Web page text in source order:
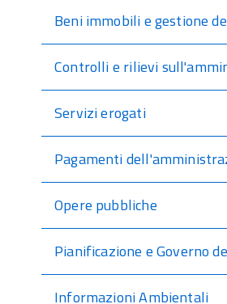
Beni immobili e gestione
Controlli e rilievi
Servizi erogati
Pagamenti
Opere pubbliche
Pianificazione e Governo
Informazioni Ambientali